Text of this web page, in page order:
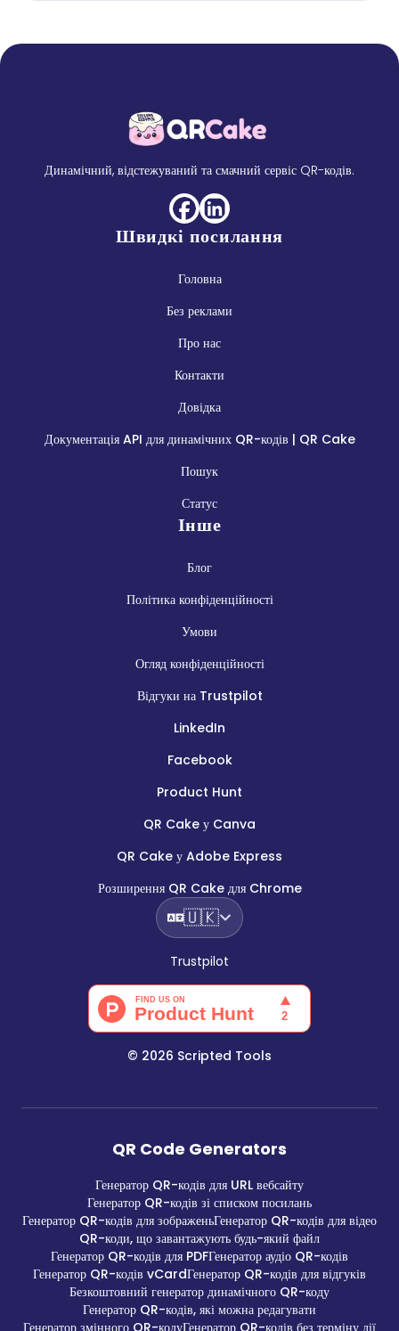
Динамічний, відстежуваний та смачний сервіс QR-кодів.
Швидкі посилання
Головна
Без реклами
Про нас
Контакти
Довідка
Документація API для динамічних QR-кодів | QR Cake
Пошук
Статус
Інше
Блог
Політика конфіденційності
Умови
Огляд конфіденційності
Відгуки на Trustpilot
LinkedIn
Facebook
Product Hunt
QR Cake у Canva
QR Cake у Adobe Express
Розширення QR Cake для Chrome
🇺🇰
Trustpilot
© 2026 Scripted Tools
QR Code Generators
Генератор QR-кодів для URL вебсайту
Генератор QR-кодів зі списком посилань
Генератор QR-кодів для зображеньГенератор QR-кодів для відео
QR-коди, що завантажують будь-який файл
Генератор QR-кодів для PDFГенератор аудіо QR-кодів
Генератор QR-кодів vCardГенератор QR-кодів для відгуків
Безкоштовний генератор динамічного QR-коду
Генератор QR-кодів, які можна редагувати
Генератор змінного QR-кодуГенератор QR-кодів без терміну дії